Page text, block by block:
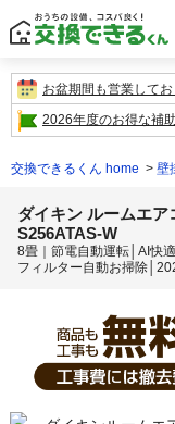
お盆期間も営業して
2026年度のお得な補
交換できるくん home 壁
ダイキン ルームエ
S256ATAS-W
8畳｜節電自動運転│AI快
フィルター自動お掃除